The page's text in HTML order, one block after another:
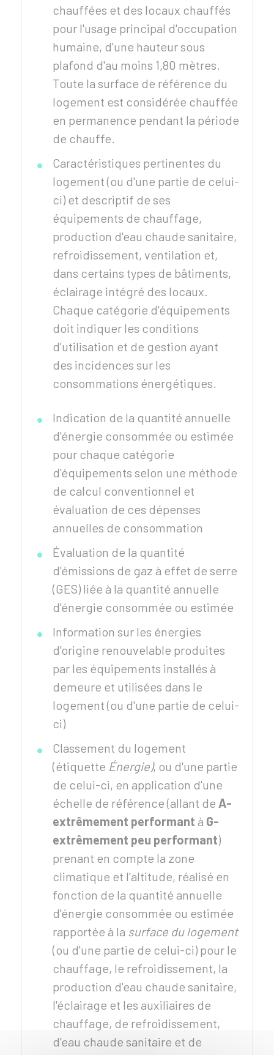
chauffées et des locaux chauffés
pour l'usage principal d'occupation
humaine, d'une hauteur sous
plafond d'au moins 1,80 mètres.
Toute la surface de référence du
logement est considérée chauffée
en permanence pendant la période
de chauffe.
Caractéristiques pertinentes du
logement (ou d'une partie de celui-
ci) et descriptif de ses
équipements de chauffage,
production d'eau chaude sanitaire,
refroidissement, ventilation et,
dans certains types de bâtiments,
éclairage intégré des locaux.
Chaque catégorie d'équipements
doit indiquer les conditions
d'utilisation et de gestion ayant
des incidences sur les
consommations énergétiques.
Indication de la quantité annuelle
d'énergie consommée ou estimée
pour chaque catégorie
d'équipements selon une méthode
de calcul conventionnel et
évaluation de ces dépenses
annuelles de consommation
Évaluation de la quantité
d'émissions de gaz à effet de serre
(GES) liée à la quantité annuelle
d'énergie consommée ou estimée
Information sur les énergies
d'origine renouvelable produites
par les équipements installés à
demeure et utilisées dans le
logement (ou d'une partie de celui-
ci)
Classement du logement
(étiquette Énergie), ou d'une partie
de celui-ci, en application d'une
échelle de référence (allant de A-
extrêmement performant à G-
extrêmement peu performant)
prenant en compte la zone
climatique et l'altitude, réalisé en
fonction de la quantité annuelle
d'énergie consommée ou estimée
rapportée à la surface du logement
(ou d'une partie de celui-ci) pour le
chauffage, le refroidissement, la
production d'eau chaude sanitaire,
l'éclairage et les auxiliaires de
chauffage, de refroidissement,
d'eau chaude sanitaire et de